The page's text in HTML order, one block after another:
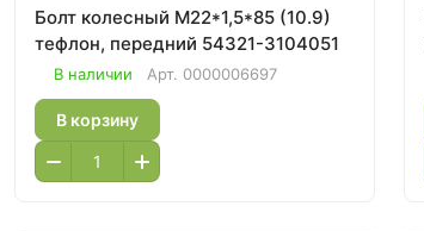
Болт колесный М22*1,5*85 (10.9)
тефлон, передний 54321-3104051
В наличии Арт. 0000006697
В корзину